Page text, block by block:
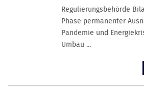
Regulierungsbehörde
Phase permanenter
Pandemie und
Umbau ...